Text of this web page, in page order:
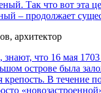
Так что вот эта
– продолжает
архитектор
что 16 мая 1703
острове была
крепость. В течение